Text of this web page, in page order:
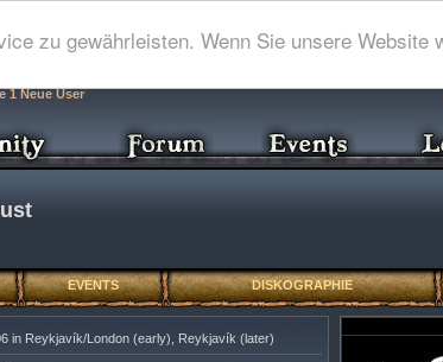
zu gewährleisten. Wenn Sie unsere Website
1 Neue User
EVENTS DISKOGRAPHIE
in Reykjavík/London (early), Reykjavík (later)